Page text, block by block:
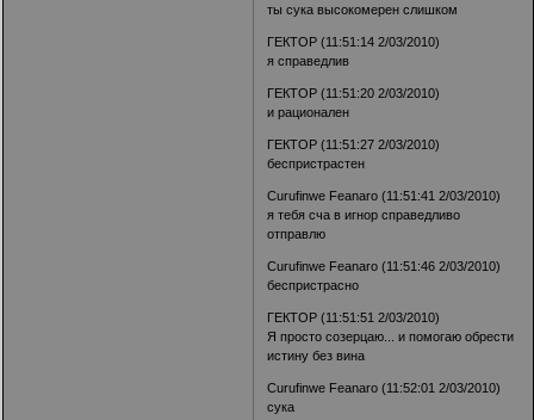
ты сука высокомерен слишком
ГЕКТОР (11:51:14 2/03/2010)
я справедлив
ГЕКТОР (11:51:20 2/03/2010)
и рационален
ГЕКТОР (11:51:27 2/03/2010)
беспристрастен
Curufinwe Feanaro (11:51:41 2/03/2010)
я тебя сча в игнор справедливо
отправлю
Curufinwe Feanaro (11:51:46 2/03/2010)
беспристрасно
ГЕКТОР (11:51:51 2/03/2010)
Я просто созерцаю... и помогаю обрести
истину без вина
Curufinwe Feanaro (11:52:01 2/03/2010)
сука